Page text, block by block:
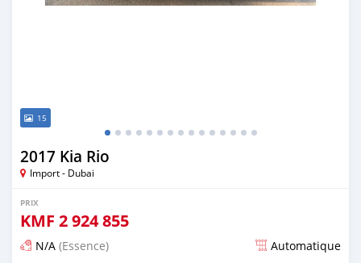
15
2017 Kia Rio
Import - Dubai
PRIX
KMF 2 924 855
N/A (Essence) Automatique